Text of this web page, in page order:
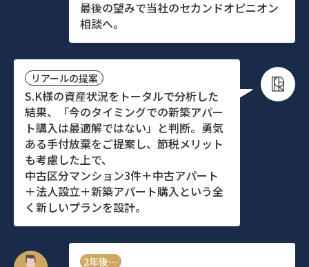
最後の望みで当社のセカンドオピニオン
相談へ。
リアールの提案
S.K様の資産状況をトータルで分析した
結果、「今のタイミングでの新築アパー
ト購入は最適解ではない」と判断。勇気
ある手付放棄をご提案し、節税メリット
も考慮した上で、
中古区分マンション3件＋中古アパート
＋法人設立＋新築アパート購入という全
く新しいプランを設計。
2年後…